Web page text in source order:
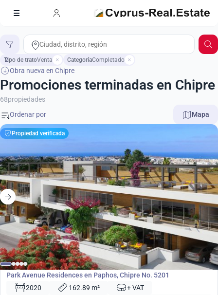
2
Tipo de tratoVenta CategoríaCompletado
Obra nueva en Chipre
Promociones terminadas en Chipre
68propiedades
Mapa
Propiedad verificada
desde€690 000
Desarrollo
Park Avenue Residences en Paphos, Chipre No. 5201
2020
162.89 m²
+ VAT